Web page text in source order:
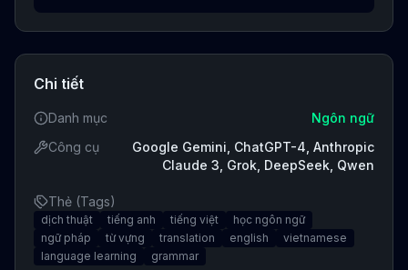
Chi tiết
Danh mục
Ngôn ngữ
Công cụ
Google Gemini, ChatGPT-4, Anthropic
Claude 3, Grok, DeepSeek, Qwen
Thẻ (Tags)
dịch thuật tiếng anh tiếng việt
học ngôn ngữ
ngữ pháp
từ vựng translation english
vietnamese
language learning
grammar